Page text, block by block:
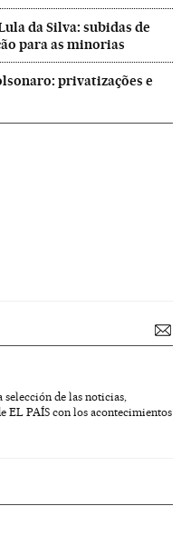
da Silva: subidas de
para as minorias
privatizações e
selección de las noticias,
EL PAÍS con los acontecimientos